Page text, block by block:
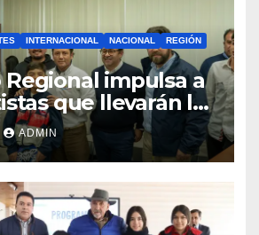
INTERNACIONAL NACIONAL
REGIÓN
Regional impulsa a
que llevarán la
a
ADMIN